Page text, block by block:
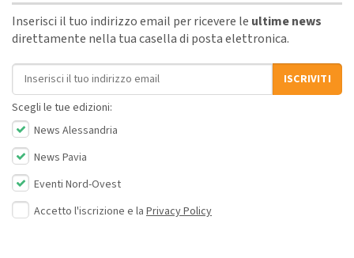
Inserisci il tuo indirizzo email per ricevere le ultime news
direttamente nella tua casella di posta elettronica.
Indirizzo email
ISCRIVITI
Scegli le tue edizioni:
News Alessandria
News Pavia
Eventi Nord-Ovest
Accetto l'iscrizione e la Privacy Policy